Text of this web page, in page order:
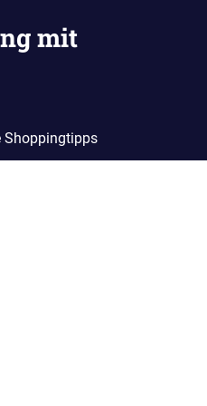
mit
Shoppingtipps